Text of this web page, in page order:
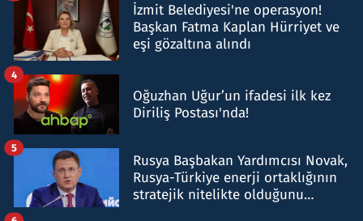
İzmit Belediyesi'ne operasyon!
Başkan Fatma Kaplan Hürriyet ve
eşi gözaltına alındı
Oğuzhan Uğur’un ifadesi ilk kez
Diriliş Postası'nda!
4
Rusya Başbakan Yardımcısı Novak,
Rusya-Türkiye enerji ortaklığının
stratejik nitelikte olduğunu
5